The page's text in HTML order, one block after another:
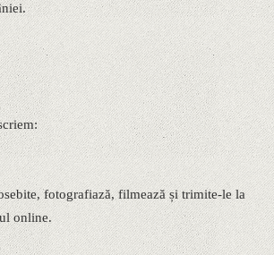
fotografiază, filmează și trimite-le la
online.